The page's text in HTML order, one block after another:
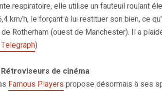
respiratoire, elle utilise un fauteuil roulant
km/h, le forçant à lui restituer son bien, ce
Rotherham (ouest de Manchester). Il a
)
de cinéma
Famous Playerspropose désormais à ses